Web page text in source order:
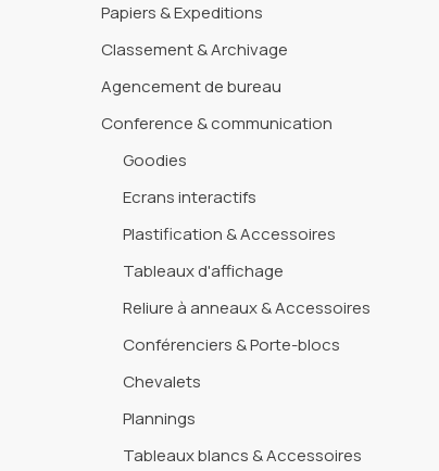
Papiers & Expeditions
Classement & Archivage
Agencement de bureau
Conference & communication
Goodies
Ecrans interactifs
Plastification & Accessoires
Tableaux d'affichage
Reliure à anneaux & Accessoires
Conférenciers & Porte-blocs
Chevalets
Plannings
Tableaux blancs & Accessoires